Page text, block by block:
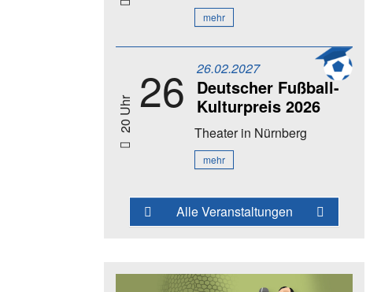
mehr
20 Uhr 26 26.02.2027
Deutscher Fußball-
Kulturpreis 2026
Theaterin Nürnberg
mehr
Alle Veranstaltungen